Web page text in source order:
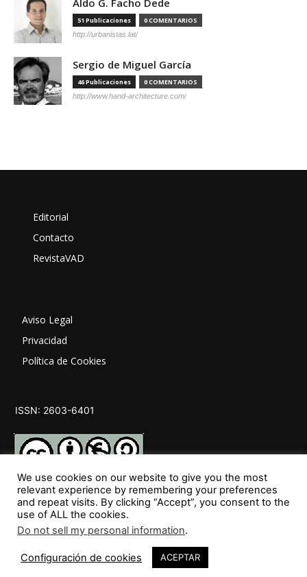
51 Publicaciones 0 COMENTARIOS
http://urbanistas.lat/
Sergio de Miguel García
46 Publicaciones 0 COMENTARIOS
http://www.hand-architecture.com/
Editorial
Contacto
RevistaVAD
Aviso Legal
Privacidad
Política de Cookies
ISSN: 2603-6401
SÍGUENOS
We use cookies on our website to give you the most
relevant experience by remembering your preferences
and repeat visits. By clicking “Accept”, you consent to the
use of ALL the cookies.
Do not sell my personal information.
Configuración de cookies ACEPTAR